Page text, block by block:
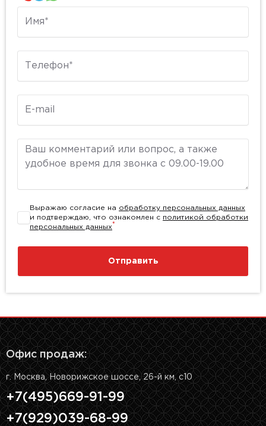
Комментарий
Выражаю согласие на обработку персональных данных
и подтверждаю, что ознакомлен с политикой обработки
персональных данных*
Отправить
Офис продаж:
г. Москва, Новорижское шоссе, 26-й км, с10
+7(495)669-91-99
+7(929)039-68-99